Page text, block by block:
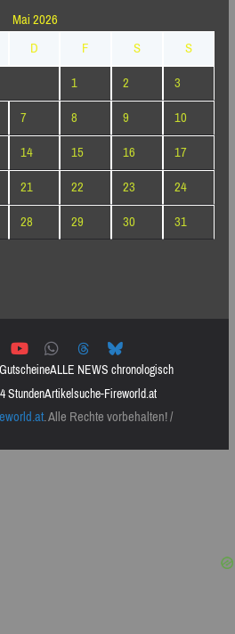
Mai 2026
D F S
S
1
2
3
7 8 9
10
14 15 16
17
21 22 23
24
28 29 30
31
ALLE NEWS chronologisch
StundenArtikelsuche-Fireworld.at
. Alle Rechte vorbehalten! /